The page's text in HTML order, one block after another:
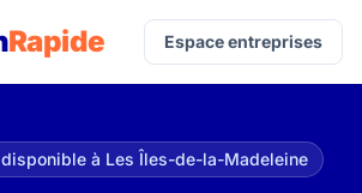
Rapide Espace entreprises
disponible à Les Îles-de-la-Madeleine